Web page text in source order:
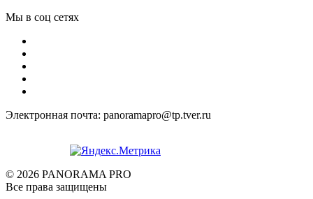
Мы в соц сетях
Электронная почта: panoramapro@tp.tver.ru
© 2026 PANORAMA PRO
Все права защищены